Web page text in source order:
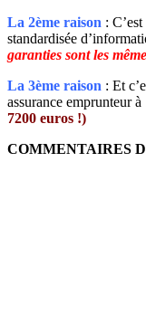
La 2ème raison :
standardisée
garanties sont les
La 3ème raison : Et
assurance emprunteur
7200 euros !)
COMMENTAIRES